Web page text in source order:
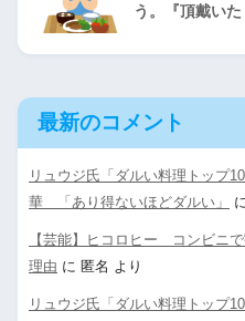
う。『頂戴い
最新のコメント
リュウジ氏「ダルい料理トップ
華 「あり得ないほどダルい」
【芸能】ヒコロヒー コンビニ
理由 に 匿名 より
リュウジ氏「ダルい料理トップ